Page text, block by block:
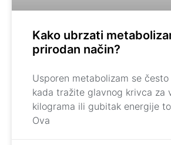
Kako ubrzati
prirodan način?
Usporen metabolizam se
kada tražite glavnog krivca za
kilograma ili gubitak energije
Ova